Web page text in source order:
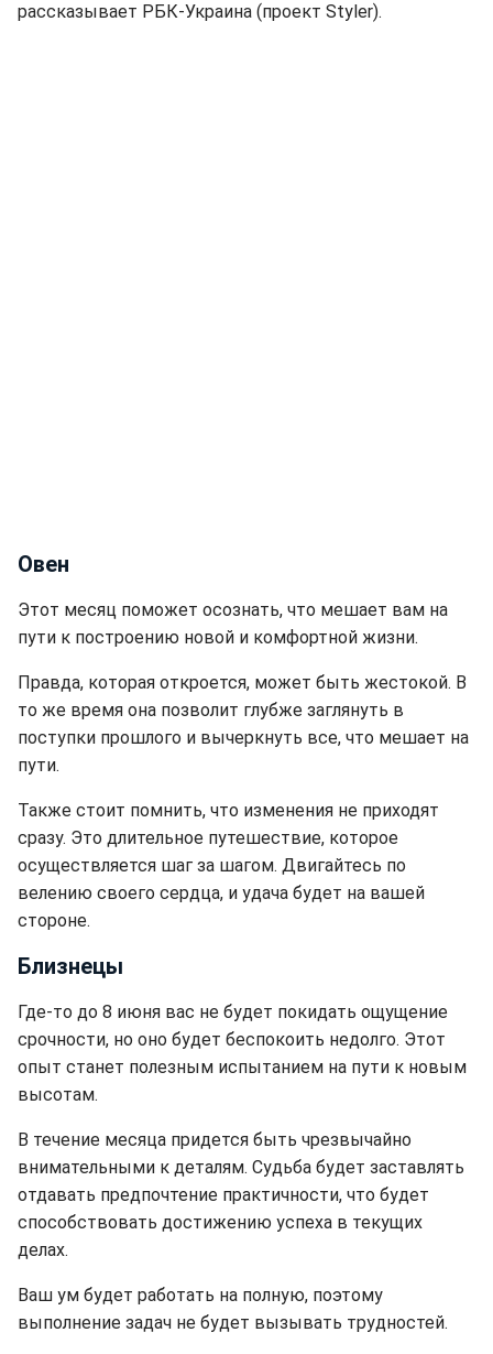
рассказывает РБК-Украина (проект Styler).
Овен
Этот месяц поможет осознать, что мешает вам на
пути к построению новой и комфортной жизни.
Правда, которая откроется, может быть жестокой. В
то же время она позволит глубже заглянуть в
поступки прошлого и вычеркнуть все, что мешает на
пути.
Также стоит помнить, что изменения не приходят
сразу. Это длительное путешествие, которое
осуществляется шаг за шагом. Двигайтесь по
велению своего сердца, и удача будет на вашей
стороне.
Близнецы
Где-то до 8 июня вас не будет покидать ощущение
срочности, но оно будет беспокоить недолго. Этот
опыт станет полезным испытанием на пути к новым
высотам.
В течение месяца придется быть чрезвычайно
внимательными к деталям. Судьба будет заставлять
отдавать предпочтение практичности, что будет
способствовать достижению успеха в текущих
делах.
Ваш ум будет работать на полную, поэтому
выполнение задач не будет вызывать трудностей.